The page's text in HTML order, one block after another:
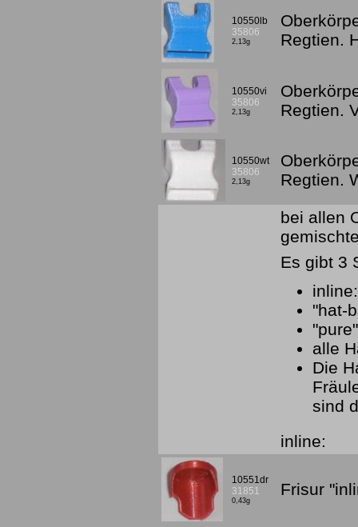
10550lb
35806
2,13g
Regtien.
10550vi
35806
2,13g
Regtien.
10550wt
35806
2,13g
Regtien.
bei allen
Es gibt 3
"hat-
alle
Die
sind
inline:
10551dr
31851
0,43g
Frisur